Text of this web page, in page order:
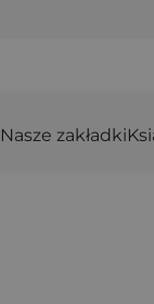
Nasze zakładki